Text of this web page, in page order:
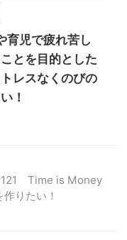
育児で疲れ苦し
とを目的とした
レスなくのびの
！
Time is Money
りたい！